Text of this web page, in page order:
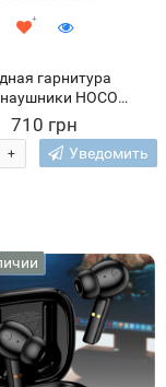
гарнитура
HOCO
Белые
710 грн
+ Уведомить